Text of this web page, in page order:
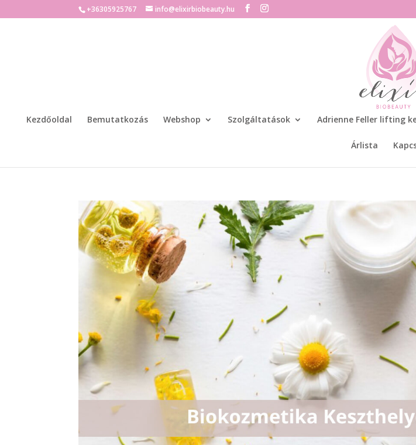
+36305925767 info@elixirbiobeauty.hu
Kezdőoldal Bemutatkozás Webshop Szolgáltatások Adrienne Feller lifting
Árlista